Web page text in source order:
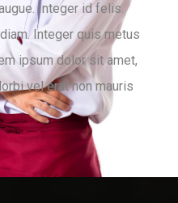
Integer id felis.
Integer quis metus
ipsum dolor sit amet,
vel erat non mauris